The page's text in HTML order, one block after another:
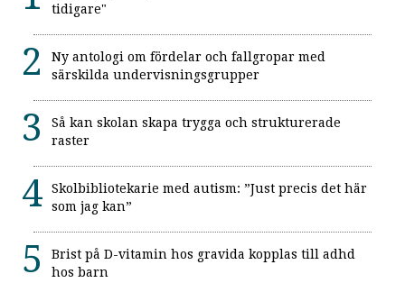
tidigare"
Ny antologi om fördelar och fallgropar med
särskilda undervisningsgrupper
Så kan skolan skapa trygga och strukturerade
raster
Skolbibliotekarie med autism: ”Just precis det här
som jag kan”
Brist på D-vitamin hos gravida kopplas till adhd
hos barn